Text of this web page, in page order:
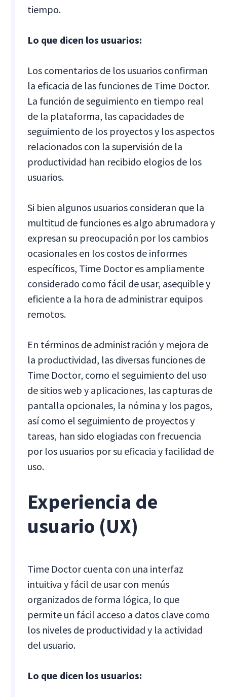
tiempo.
Lo que dicen los usuarios:
Los comentarios de los usuarios confirman
la eficacia de las funciones de Time Doctor.
La función de seguimiento en tiempo real
de la plataforma, las capacidades de
seguimiento de los proyectos y los aspectos
relacionados con la supervisión de la
productividad han recibido elogios de los
usuarios.
Si bien algunos usuarios consideran que la
multitud de funciones es algo abrumadora y
expresan su preocupación por los cambios
ocasionales en los costos de informes
específicos, Time Doctor es ampliamente
considerado como fácil de usar, asequible y
eficiente a la hora de administrar equipos
remotos.
En términos de administración y mejora de
la productividad, las diversas funciones de
Time Doctor, como el seguimiento del uso
de sitios web y aplicaciones, las capturas de
pantalla opcionales, la nómina y los pagos,
así como el seguimiento de proyectos y
tareas, han sido elogiadas con frecuencia
por los usuarios por su eficacia y facilidad de
uso.
Experiencia de
usuario (UX)
Time Doctor cuenta con una interfaz
intuitiva y fácil de usar con menús
organizados de forma lógica, lo que
permite un fácil acceso a datos clave como
los niveles de productividad y la actividad
del usuario.
Lo que dicen los usuarios: